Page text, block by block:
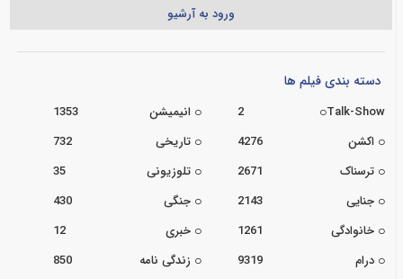
ورود به آرشیو
دسته بندی فیلم ها
Talk-Show
2 انیمیشن
1353
اکشن
4276 تاریخی
732
ترسناک
2671 تلوزیونی
35
جنایی
2143 جنگی
430
خانوادگی
1261 خبری
12
درام
9319 زندگی نامه
850